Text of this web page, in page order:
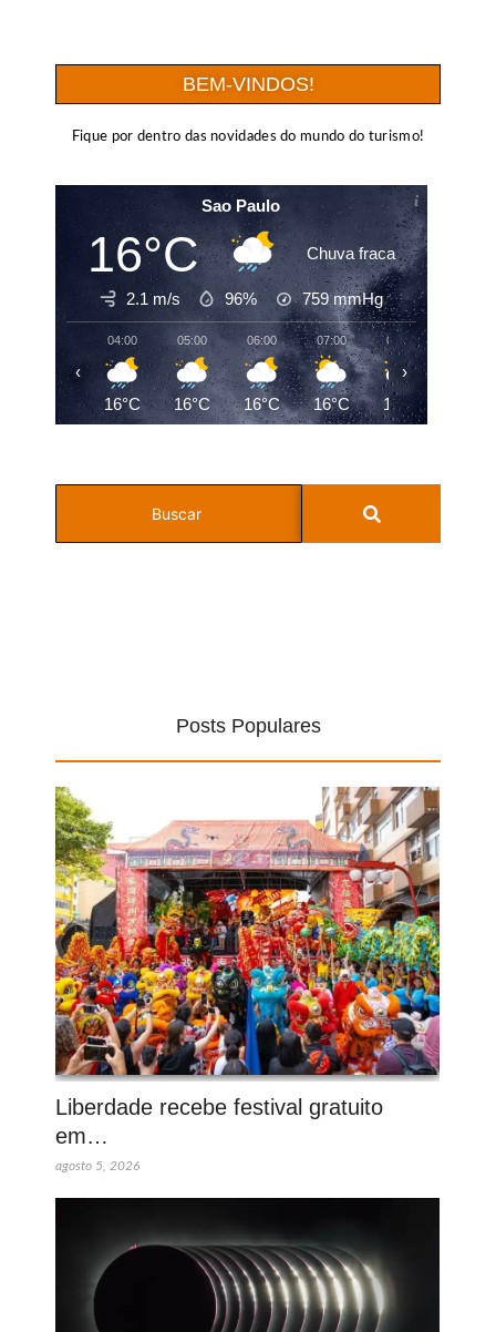
BEM-VINDOS!
Fique por dentro das novidades do mundo do turismo!
Sao Paulo
16°C Chuva fraca
2.1 m/s 96% 759mmHg
04:00
16°C
05:00
16°C
06:00
16°C
07:00
16°C
08:00
17°C
‹ ›
Posts Populares
Liberdade recebe festival gratuito
em…
agosto 5, 2026